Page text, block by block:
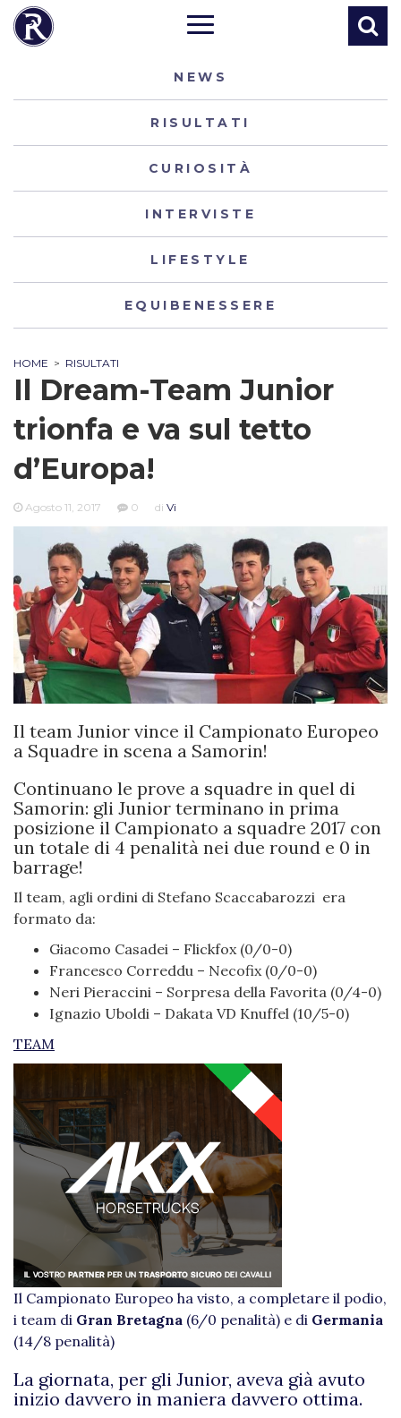
NEWS
RISULTATI
CURIOSITÀ
INTERVISTE
LIFESTYLE
EQUIBENESSERE
HOME > RISULTATI
Il Dream-Team Junior
trionfa e va sul tetto
d’Europa!
Agosto 11, 2017 0 di Vi
Il team Junior vince il Campionato Europeo
a Squadre in scena a Samorin!
Continuano le prove a squadre in quel di
Samorin: gli Junior terminano in prima
posizione il Campionato a squadre 2017 con
un totale di 4 penalità nei due round e 0 in
barrage!
Il team, agli ordini di Stefano Scaccabarozzi era
formato da:
Giacomo Casadei – Flickfox (0/0-0)
Francesco Correddu – Necofix (0/0-0)
Neri Pieraccini – Sorpresa della Favorita (0/4-0)
Ignazio Uboldi – Dakata VD Knuffel (10/5-0)
TEAM
Il Campionato Europeo ha visto, a completare il podio,
i team di Gran Bretagna (6/0 penalità) e di Germania
(14/8 penalità)
La giornata, per gli Junior, aveva già avuto
inizio davvero in maniera davvero ottima.